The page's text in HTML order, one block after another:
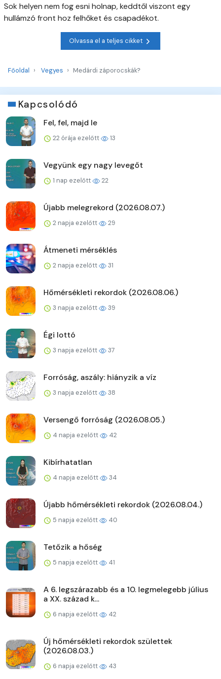
Sok helyen nem fog esni holnap, keddtől viszont egy
hullámzó front hoz felhőket és csapadékot.
Olvassa el a teljes cikket
Főoldal Vegyes Medárdi záporocskák?
Kapcsolódó
Fel, fel, majd le
22 órája ezelőtt 13
Vegyünk egy nagy levegőt
1 nap ezelőtt 22
Újabb melegrekord (2026.08.07.)
2 napja ezelőtt 29
Átmeneti mérséklés
2 napja ezelőtt 31
Hőmérsékleti rekordok (2026.08.06.)
3 napja ezelőtt 39
Égi lottó
3 napja ezelőtt 37
Forróság, aszály: hiányzik a víz
3 napja ezelőtt 38
Versengő forróság (2026.08.05.)
4 napja ezelőtt 42
Kibírhatatlan
4 napja ezelőtt 34
Újabb hőmérsékleti rekordok (2026.08.04.)
5 napja ezelőtt 40
Tetőzik a hőség
5 napja ezelőtt 41
A 6. legszárazabb és a 10. legmelegebb július
a XX. század k...
6 napja ezelőtt 42
Új hőmérsékleti rekordok születtek
(2026.08.03.)
6 napja ezelőtt 43